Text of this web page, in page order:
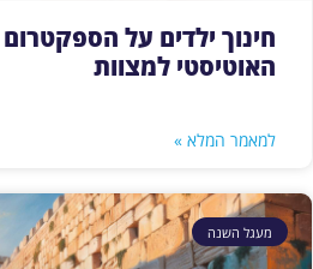
חינוך ילדים על הספקטרום
האוטיסטי למצוות
למאמר המלא »
מעגל השנה